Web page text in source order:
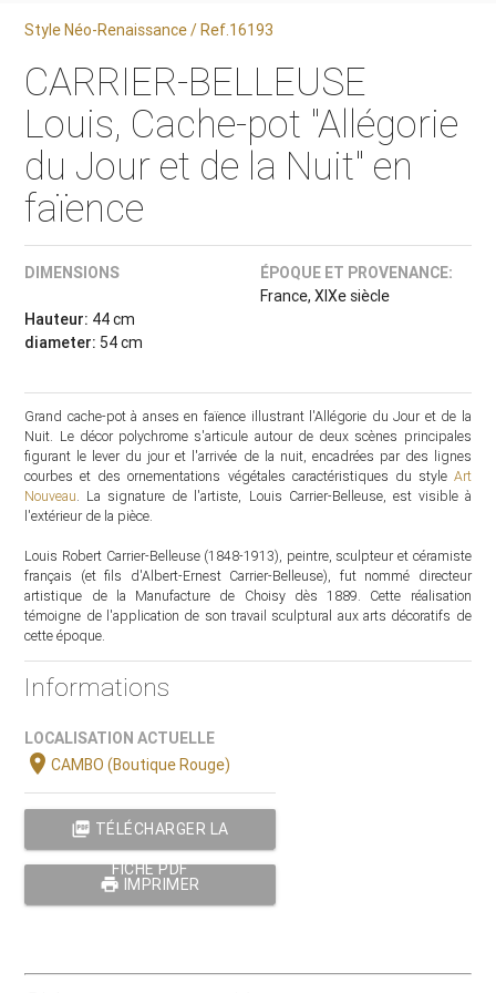
Style Néo-Renaissance / Ref.16193
CARRIER-BELLEUSE
Louis, Cache-pot "Allégorie
du Jour et de la Nuit" en
faïence
DIMENSIONS
Hauteur: 44 cm
diameter: 54 cm
ÉPOQUE ET PROVENANCE:
France, XIXe siècle
Grand cache-pot à anses en faïence illustrant l'Allégorie du Jour et de la
Nuit. Le décor polychrome s'articule autour de deux scènes principales
figurant le lever du jour et l'arrivée de la nuit, encadrées par des lignes
courbes et des ornementations végétales caractéristiques du style Art
Nouveau. La signature de l'artiste, Louis Carrier-Belleuse, est visible à
l'extérieur de la pièce.
Louis Robert Carrier-Belleuse (1848-1913), peintre, sculpteur et céramiste
français (et fils d'Albert-Ernest Carrier-Belleuse), fut nommé directeur
artistique de la Manufacture de Choisy dès 1889. Cette réalisation
témoigne de l'application de son travail sculptural aux arts décoratifs de
cette époque.
Informations
LOCALISATION ACTUELLE
location_onCAMBO (Boutique Rouge)
picture_as_pdf TÉLÉCHARGER LA
FICHE PDF
print IMPRIMER